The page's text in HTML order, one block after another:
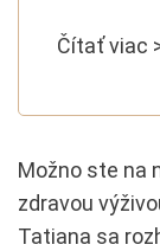
Čítať viac
Možno ste na
zdravou
Tatiana sa